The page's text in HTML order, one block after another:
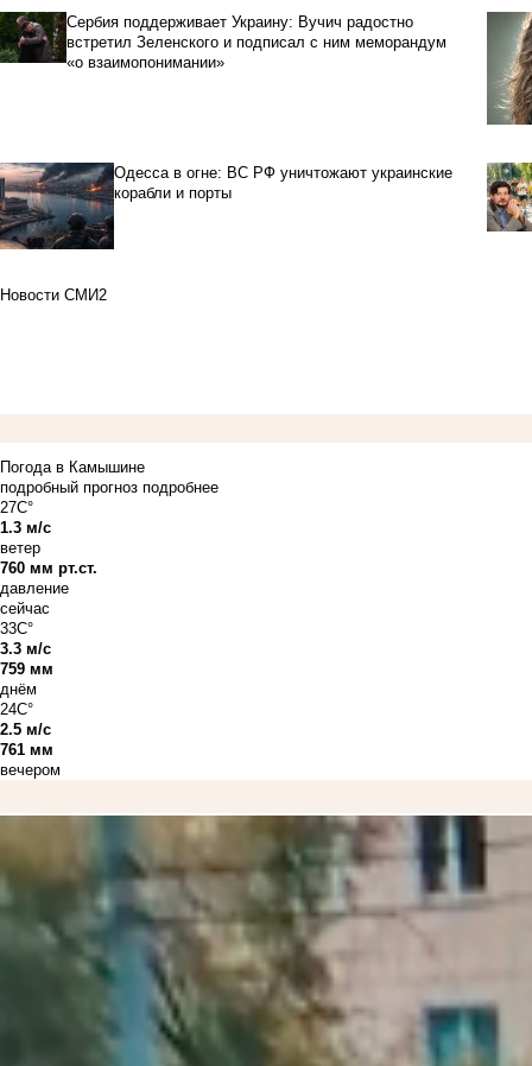
Сербия поддерживает Украину: Вучич радостно
встретил Зеленского и подписал с ним меморандум
«о взаимопонимании»
Одесса в огне: ВС РФ уничтожают украинские
корабли и порты
Новости СМИ2
Погода в Камышине
подробный прогноз подробнее
27C°
1.3 м/с
ветер
760 мм рт.ст.
давление
сейчас
33C°
3.3 м/с
759 мм
днём
24C°
2.5 м/с
761 мм
вечером